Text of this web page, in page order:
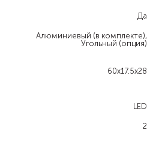
Да
Алюминиевый (в комплекте),
Угольный (опция)
60х17.5х28
LED
2